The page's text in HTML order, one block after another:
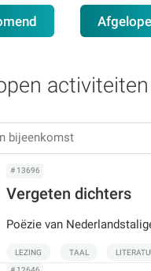
# 13696
Vergeten dichters
Poëzie van
LEZING TAAL